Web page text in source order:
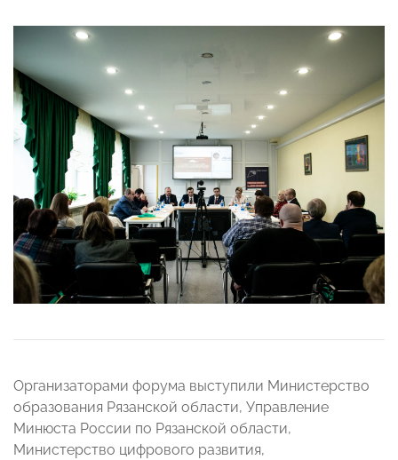
Организаторами форума выступили Министерство
образования Рязанской области, Управление
Минюста России по Рязанской области,
Министерство цифрового развития,